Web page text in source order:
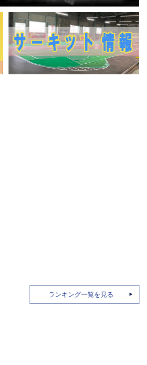
ランキング一覧を見る